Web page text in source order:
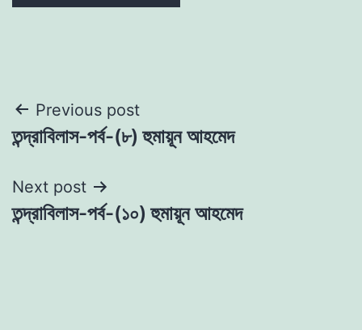
Post
navigation
Previous post
তন্দ্রাবিলাস-পর্ব-(৮) হুমায়ূন আহমেদ
Next post
তন্দ্রাবিলাস-পর্ব-(১০) হুমায়ূন আহমেদ